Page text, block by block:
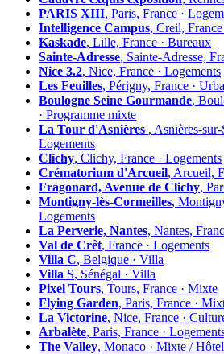
PARIS XIII, Paris, France ·
Intelligence Campus, Creil,
Kaskade, Lille, France · Bureaux
Sainte-Adresse, Sainte-Adresse,
Nice 3.2, Nice, France · Logements
Les Feuilles, Périgny, France ·
Boulogne Seine Gourmande,
· Programme mixte
La Tour d'Asnières , Asnières-sur-
Logements
Clichy, Clichy, France · Logements
Crématorium d'Arcueil, Arcueil,
Fragonard, Avenue de Clichy,
Montigny-lès-Cormeilles,
Logements
La Perverie, Nantes, Nantes,
Val de Crêt, France · Logements
Villa C, Belgique · Villa
Villa S, Sénégal · Villa
Pixel Tours, Tours, France · Mixte
Flying Garden, Paris, France ·
La Victorine, Nice, France ·
Arbalète, Paris, France ·
The Valley, Monaco · Mixte /